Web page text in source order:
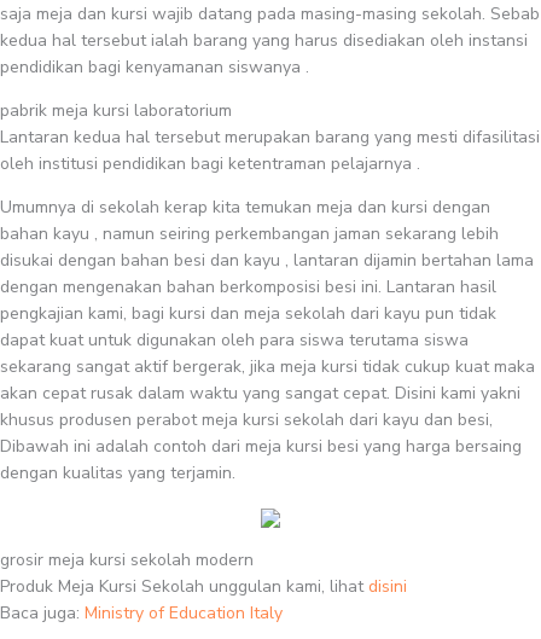
saja meja dan kursi wajib datang pada masing-masing sekolah. Sebab
kedua hal tersebut ialah barang yang harus disediakan oleh instansi
pendidikan bagi kenyamanan siswanya .
pabrik meja kursi laboratorium
Lantaran kedua hal tersebut merupakan barang yang mesti difasilitasi
oleh institusi pendidikan bagi ketentraman pelajarnya .
Umumnya di sekolah kerap kita temukan meja dan kursi dengan
bahan kayu , namun seiring perkembangan jaman sekarang lebih
disukai dengan bahan besi dan kayu , lantaran dijamin bertahan lama
dengan mengenakan bahan berkomposisi besi ini. Lantaran hasil
pengkajian kami, bagi kursi dan meja sekolah dari kayu pun tidak
dapat kuat untuk digunakan oleh para siswa terutama siswa
sekarang sangat aktif bergerak, jika meja kursi tidak cukup kuat maka
akan cepat rusak dalam waktu yang sangat cepat. Disini kami yakni
khusus produsen perabot meja kursi sekolah dari kayu dan besi,
Dibawah ini adalah contoh dari meja kursi besi yang harga bersaing
dengan kualitas yang terjamin.
grosir meja kursi sekolah modern
Produk Meja Kursi Sekolah unggulan kami, lihatdisini
Baca juga: Ministry of Education Italy